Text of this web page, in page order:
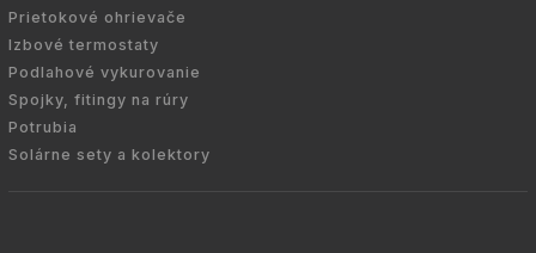
Prietokové ohrievače
Izbové termostaty
Podlahové vykurovanie
Spojky, fitingy na rúry
Potrubia
Solárne sety a kolektory